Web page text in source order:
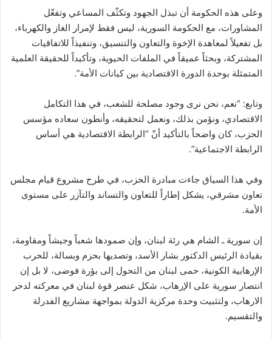
وعلى هذه الحكومة أن تبذل الجهود وتكثّف المساعي وتفعّل
المشاورات، مع الحكومة السورية، ليس فقط لإمرار الغاز والكهرباء،
بل تفعيلاً لمعاهدة الإخوة والتعاون والتنسيق، وتنفيذاً للاتفاقيات
المشتركة، وبحثاً عميقاً في الملفات الحيوية، وتأكيداً للحقيقة العلمية
المتمثلة بوحدة الدورة الاقتصادية بين كيانات الأمة”.
وتابع: “نعم، نحن نرى وجود مصلحة للشعب، في هذا التكامل
الاقتصادي، ونؤمن بذلك، ونعمل لتحقيقه، وأنطون سعاده مؤسس
الحزب، كان واضحاً بالتأكيد أنّ “الرابطة الاقتصادية هي أساس
الرابطة الاجتماعية”.
وفي هذا السياق جاءت مبادرة الحزب، في طرح مشروع قيام مجلس
تعاون مشرقي، يشكل إطاراً للتعاون والتساند والتآزر على مستوى
الأمة.
إن سورية ـ الشام هي رئة لبنان، وإن صمودها شعباً وجيشاً ومقاومة،
بقيادة الرئيس الدكتور بشار الأسد، وتصديها بحزم وبسالة، للحرب
الإرهابية الكونية، حمى لبنان من التحول إلى بؤرة فوضى، لا بل إن
انتصار سورية على الإرهاب، شكل عنصر قوة لبنان في معركته لدحر
الارهاب، ولتثبيت وحدة مركزية الدولة بمواجهة مشاريع الفدرلة
والتقسيم.